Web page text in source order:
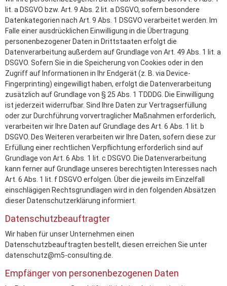
lit. a DSGVO bzw. Art. 9 Abs. 2 lit. a DSGVO, sofern besondere
Datenkategorien nach Art. 9 Abs. 1 DSGVO verarbeitet werden. Im
Falle einer ausdrücklichen Einwilligung in die Übertragung
personenbezogener Daten in Drittstaaten erfolgt die
Datenverarbeitung außerdem auf Grundlage von Art. 49 Abs. 1 lit. a
DSGVO. Sofern Sie in die Speicherung von Cookies oder in den
Zugriff auf Informationen in Ihr Endgerät (z. B. via Device-
Fingerprinting) eingewilligt haben, erfolgt die Datenverarbeitung
zusätzlich auf Grundlage von § 25 Abs. 1 TDDDG. Die Einwilligung
ist jederzeit widerrufbar. Sind Ihre Daten zur Vertragserfüllung
oder zur Durchführung vorvertraglicher Maßnahmen erforderlich,
verarbeiten wir Ihre Daten auf Grundlage des Art. 6 Abs. 1 lit. b
DSGVO. Des Weiteren verarbeiten wir Ihre Daten, sofern diese zur
Erfüllung einer rechtlichen Verpflichtung erforderlich sind auf
Grundlage von Art. 6 Abs. 1 lit. c DSGVO. Die Datenverarbeitung
kann ferner auf Grundlage unseres berechtigten Interesses nach
Art. 6 Abs. 1 lit. f DSGVO erfolgen. Über die jeweils im Einzelfall
einschlägigen Rechtsgrundlagen wird in den folgenden Absätzen
dieser Datenschutzerklärung informiert.
Datenschutz­beauftragter
Wir haben für unser Unternehmen einen
Datenschutzbeauftragten bestellt, diesen erreichen Sie unter
datenschutz@m5-consulting.de.
Empfänger von personenbezogenen Daten